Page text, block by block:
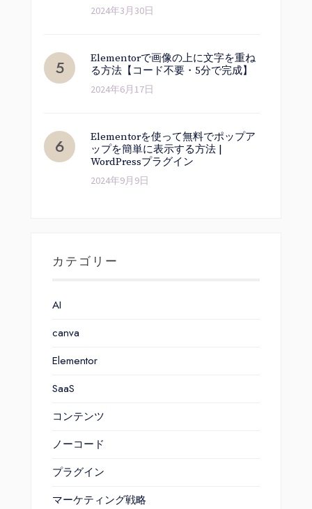
2024年3月30日
Elementorで画像の上に文字を重ね
る方法【コード不要・5分で完成】
2024年6月17日
Elementorを使って無料でポップア
ップを簡単に表示する方法 |
WordPressプラグイン
2024年9月9日
カテゴリー
AI
canva
Elementor
SaaS
コンテンツ
ノーコード
プラグイン
マーケティング戦略